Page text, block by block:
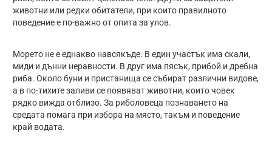
животни или редки обитатели, при които правилното
поведение е по-важно от опита за улов.
Морето не е еднакво навсякъде. В един участък има скали,
миди и дънни неравности. В друг има пясък, прибой и дребна
риба. Около буни и пристанища се събират различни видове,
а в по-тихите заливи се появяват животни, които човек
рядко вижда отблизо. За риболовеца познаването на
средата помага при избора на място, такъм и поведение
край водата.